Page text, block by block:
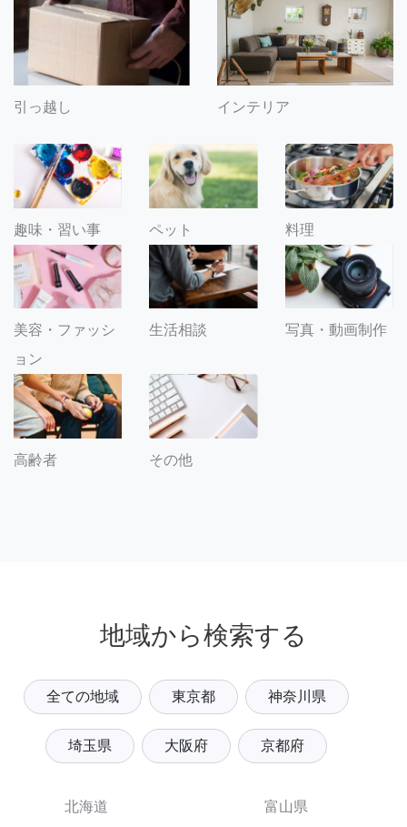
引っ越し インテリア
趣味・習い事 ペット 料理
美容・ファッシ
ョン
生活相談 写真・動画制作
高齢者 その他
地域から検索する
全ての地域 東京都 神奈川県
埼玉県 大阪府 京都府
北海道
富山県